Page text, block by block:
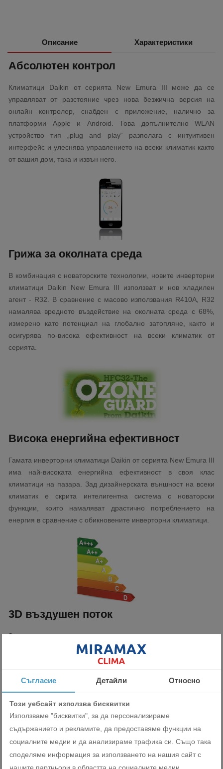
Описание Характеристики
Абсолютен контрол
Климатици Daikin от серията New Emura III може да се
управляват от разстояние чрез нова безжична версия на
онлайн контролер, снабден с приложение, налично за
платформи Apple и Android. Това допълнително WLAN
устройство тип „plug and play“ разполага с интуитивен
интерфейс и улеснява управлението на всеки климатик както
от вашия дом, така и извън него.
Грижа за околната среда
В комбинация с новаторските технологии, новите инверторни
климатици Daikin New Emura III използват и нов хладилен
агент - R32. В сравнение с масово използвания R410A, R32
намалява вредното въздействие на околната среда с 68%,
измерено като потенциал на глобално затопляне, както и
осигурява по-висока ефективност на всеки климатик от
серията.
Висока енергийна ефективност
Гамата инверторни климатици Daikin от серията New Emura III
има най-високата енергийна ефективност в своя клас
климатици на пазара. Зад дизайнерската външност на всеки
климатик е скрита интелигентна система с новаторски
функции, които намаляват драстично потреблението на
енергия в сравнение с обикновените инверторни климатици.
3D въздушен поток
За да гарантира еднаква температура в цялата стая,
системата за въздушен поток в три посоки на климатици
Daikin от серията New Emura III комбинира автоматично
създава равномерно разпределение на въздуха към ъглите
Безшумна работа
Съгласие Детайли Относно
Този уебсайт използва бисквитки
Използваме "бисквитки", за да персонализираме
съдържанието и рекламите, да предоставяме функции на
социалните медии и да анализираме трафика си. Също така
споделяме информация за използването на нашия сайт с